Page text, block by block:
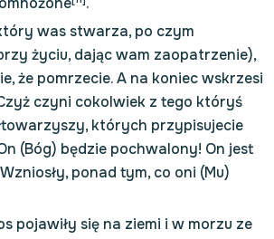
was stwarza, po czym
życiu, dając wam zaopatrzenie),
że pomrzecie. A na koniec wskrzesi
czyni cokolwiek z tego któryś
których przypisujecie
(Bóg) będzie pochwalony! On jest
ponad tym, co oni (Mu)
pojawiły się na ziemi i w morzu ze